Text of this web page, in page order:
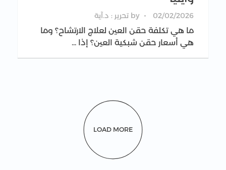
02/02/2026
by تحرير : د.آية
ما هي تكلفة حقن العين لعلاج الارتشاح؟ وما
هي أسعار حقن شبكية العين؟ إذا ...
LOAD MORE